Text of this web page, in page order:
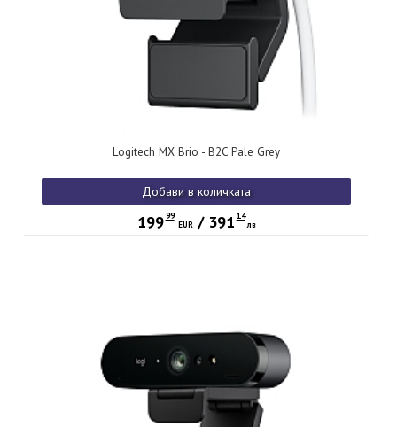
Logitech MX Brio - B2C Pale Grey
Добави в количката
199 99
EUR/ 391 14
лв